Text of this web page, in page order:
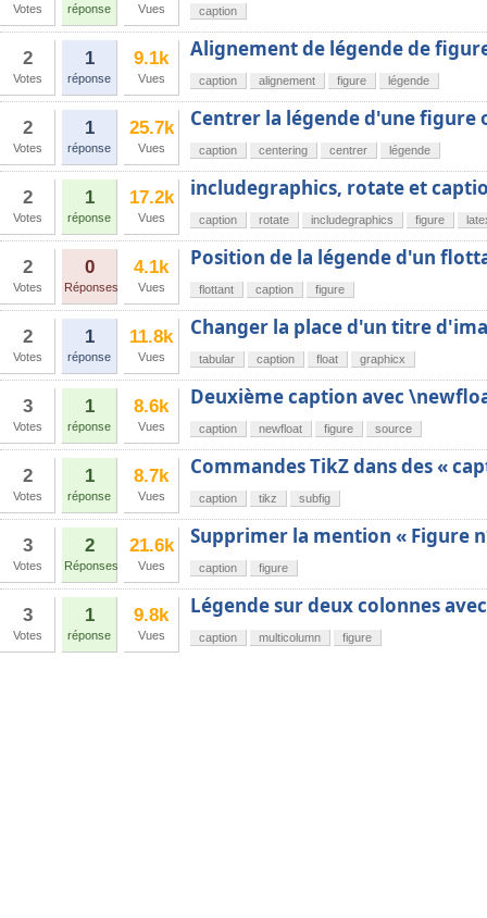
Votes réponse Vues caption
2
Votes
1
réponse
9.1k
Vues
Alignement de légende de
caption alignement figure légende
2
Votes
1
réponse
25.7k
Vues
Centrer la légende d'une figure
caption centering centrer légende
2
Votes
1
réponse
17.2k
Vues
includegraphics, rotate et
caption rotate includegraphics figure
2
Votes
0
Réponses
4.1k
Vues
Position de la légende d'un
flottant caption figure
2
Votes
1
réponse
11.8k
Vues
Changer la place d'un titre
tabular caption float graphicx
3
Votes
1
réponse
8.6k
Vues
Deuxième caption avec
caption newfloat figure source
2
Votes
1
réponse
8.7k
Vues
Commandes TikZ dans des «
caption tikz subfig
3
Votes
2
Réponses
21.6k
Vues
Supprimer la mention « Figure
caption figure
3
Votes
1
réponse
9.8k
Vues
Légende sur deux colonnes
caption multicolumn figure